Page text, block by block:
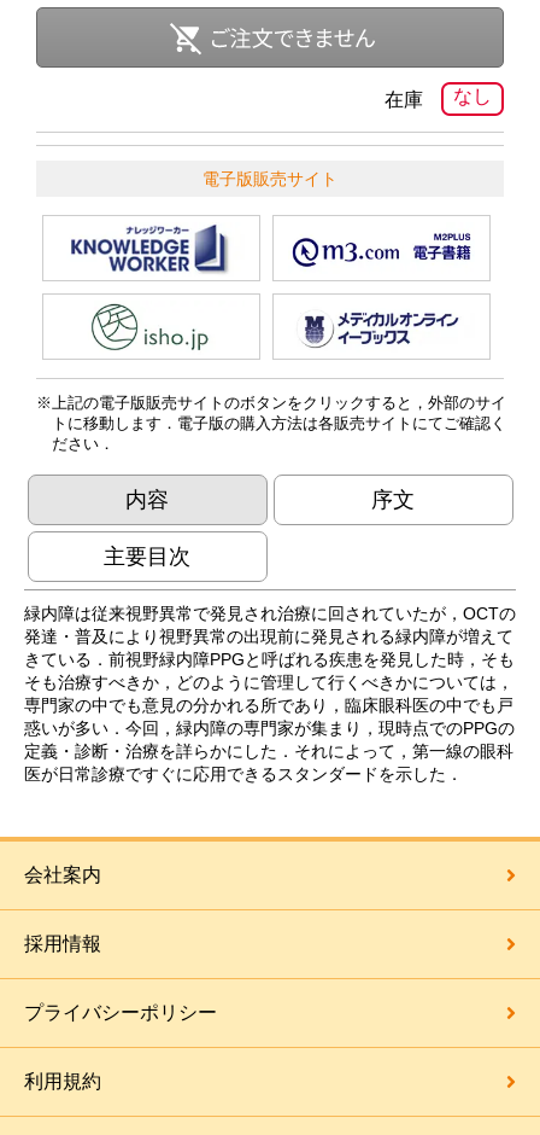
なし
在庫
電子版販売サイト
上記の電子版販売サイトのボタンをクリックすると，外部のサイ
トに移動します．電子版の購入方法は各販売サイトにてご確認く
ださい．
内容 序文
主要目次
緑内障は従来視野異常で発見され治療に回されていたが，OCTの
発達・普及により視野異常の出現前に発見される緑内障が増えて
きている．前視野緑内障PPGと呼ばれる疾患を発見した時，そも
そも治療すべきか，どのように管理して行くべきかについては，
専門家の中でも意見の分かれる所であり，臨床眼科医の中でも戸
惑いが多い．今回，緑内障の専門家が集まり，現時点でのPPGの
定義・診断・治療を詳らかにした．それによって，第一線の眼科
医が日常診療ですぐに応用できるスタンダードを示した．
会社案内
採用情報
プライバシーポリシー
利用規約